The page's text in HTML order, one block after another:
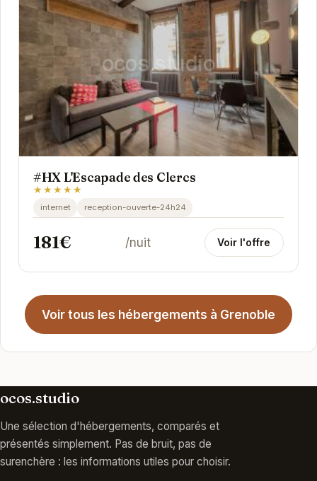
#HX L'Escapade des Clercs
★★★★★
internet reception-ouverte-24h24
181€ /nuit Voir l'offre
Voir tous les hébergements à Grenoble
ocos.studio
Une sélection d'hébergements, comparés et
présentés simplement. Pas de bruit, pas de
surenchère : les informations utiles pour choisir.